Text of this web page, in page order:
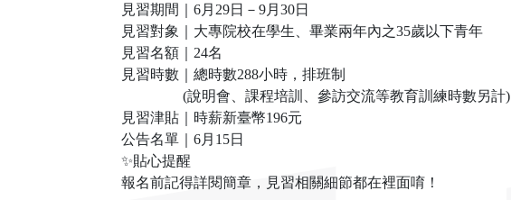
見習期間｜6月29日－9月30日
見習對象｜大專院校在學生、畢業兩年內之35歲以下青年
見習名額｜24名
見習時數｜總時數288小時，排班制
(說明會、課程培訓、參訪交流等教育訓練時數另計)
見習津貼｜時薪新臺幣196元
公告名單｜6月15日
✨貼心提醒
報名前記得詳閱簡章，見習相關細節都在裡面唷！